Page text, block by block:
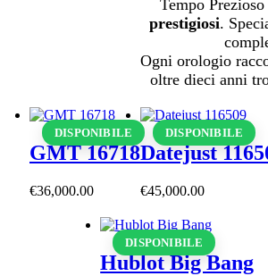
Tempo
prestigiosi.
Ogni orologio
oltre dieci anni
DISPONIBILE
GMT 16718
€36,000.00
DISPONIBILE
Datejust
€45,000.00
DISPONIBILE
Hublot Big Bang